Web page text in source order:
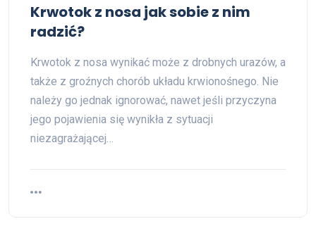
Krwotok z nosa jak sobie z nim
radzić?
Krwotok z nosa wynikać może z drobnych urazów, a
także z groźnych chorób układu krwionośnego. Nie
należy go jednak ignorować, nawet jeśli przyczyna
jego pojawienia się wynikła z sytuacji
niezagrażającej…